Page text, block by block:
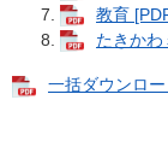
教育
たきか
一括ダウンロ